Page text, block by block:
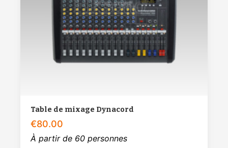
À partir de 60 personnes
Table de mixage Dynacord
€80.00